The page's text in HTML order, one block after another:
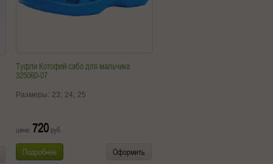
Туфли Котофей сабо для мальчика
325060-07
Размеры: 23; 24; 25
цена: 720 руб.
Подробнее Оформить